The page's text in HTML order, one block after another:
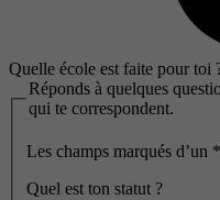
Quelle école est faite pour toi
Réponds à quelques
qui te correspondent.
Les champs marqués d’un *
Quel est ton statut ?